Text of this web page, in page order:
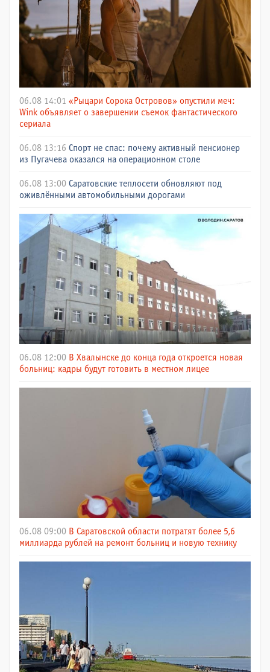
06.08 14:01 «Рыцари Сорока Островов» опустили меч:
Wink объявляет о завершении съемок фантастического
сериала
06.08 13:16 Спорт не спас: почему активный пенсионер
из Пугачева оказался на операционном столе
06.08 13:00 Саратовские теплосети обновляют под
оживлёнными автомобильными дорогами
06.08 12:00 В Хвалынске до конца года откроется новая
больниц: кадры будут готовить в местном лицее
06.08 09:00 В Саратовской области потратят более 5,6
миллиарда рублей на ремонт больниц и новую технику